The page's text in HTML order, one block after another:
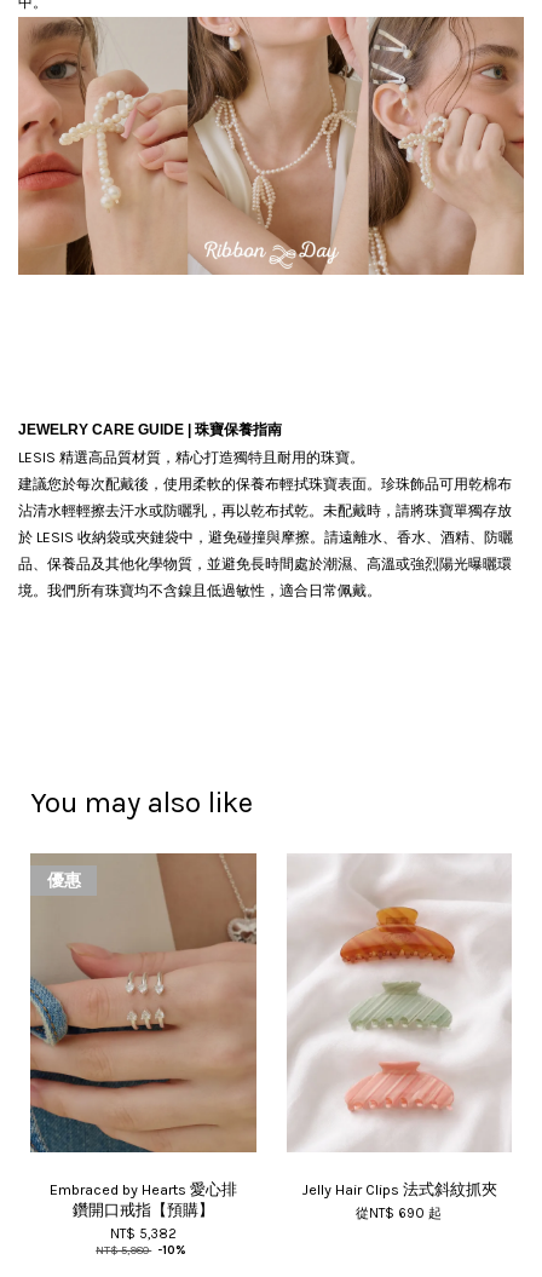
JEWELRY CARE GUIDE | 珠寶保養指南
LESIS 精選高品質材質，精心打造獨特且耐用的珠寶。
建議您於每次配戴後，使用柔軟的保養布輕拭珠寶表面。珍珠飾品可用乾棉布
沾清水輕輕擦去汗水或防曬乳，再以乾布拭乾。 未配戴時，請將珠寶單獨存放
於 LESIS 收納袋或夾鏈袋中，避免碰撞與摩擦。請遠離水、香水、酒精、防曬
品、保養品及其他化學物質，並避免長時間處於潮濕、高溫或強烈陽光曝曬環
境。我們所有珠寶均不含鎳且低過敏性，適合日常佩戴。
You may also like
優惠
Embraced by Hearts 愛心排
鑽開口戒指【預購】
NT$ 5,382
NT$ 5,980 -10%
Jelly Hair Clips 法式斜紋抓夾
從 NT$ 690起